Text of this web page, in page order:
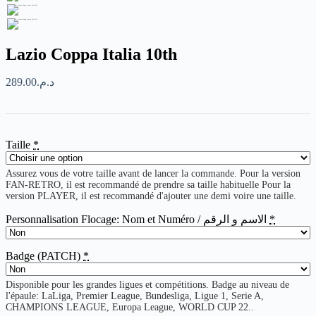
Lazio Coppa Italia 10th
د.م.289.00
Taille *
Assurez vous de votre taille avant de lancer la commande. Pour la version
FAN-RETRO, il est recommandé de prendre sa taille habituelle Pour la
version PLAYER, il est recommandé d'ajouter une demi voire une taille.
Personnalisation Flocage: Nom et Numéro / الاسم و الرقم *
Badge (PATCH) *
Disponible pour les grandes ligues et compétitions. Badge au niveau de
l'épaule: LaLiga, Premier League, Bundesliga, Ligue 1, Serie A,
CHAMPIONS LEAGUE, Europa League, WORLD CUP 22..